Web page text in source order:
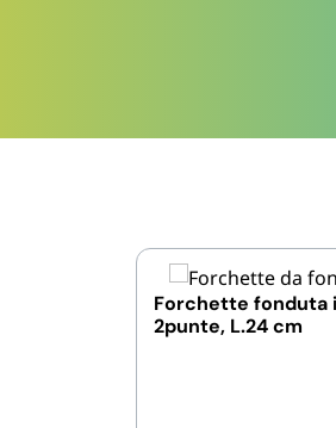
Forchette fonduta
2punte, L.24 cm